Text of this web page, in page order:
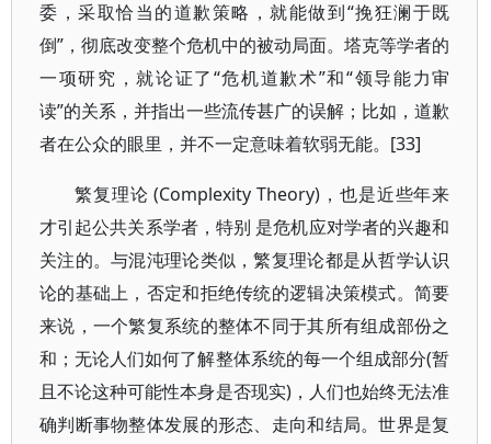
委，采取恰当的道歉策略，就能做到“挽狂澜于既
倒”，彻底改变整个危机中的被动局面。塔克等学者的
一项研究，就论证了“危机道歉术”和“领导能力审
读”的关系，并指出一些流传甚广的误解；比如，道歉
者在公众的眼里，并不一定意味着软弱无能。[33]
繁复理论 (Complexity Theory)，也是近些年来
才引起公共关系学者，特别 是危机应对学者的兴趣和
关注的。与混沌理论类似，繁复理论都是从哲学认识
论的基础上，否定和拒绝传统的逻辑决策模式。简要
来说，一个繁复系统的整体不同于其所有组成部份之
和；无论人们如何了解整体系统的每一个组成部分(暂
且不论这种可能性本身是否现实)，人们也始终无法准
确判断事物整体发展的形态、走向和结局。世界是复